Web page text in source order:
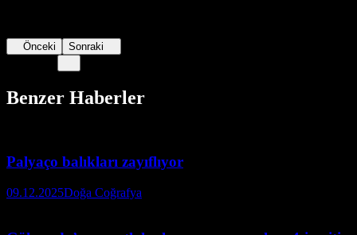
Önceki Sonraki
Benzer Haberler
Palyaço balıkları zayıflıyor
09.12.2025Doğa Coğrafya